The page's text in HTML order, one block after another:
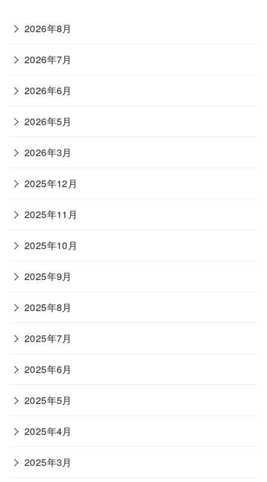
2026年8月
2026年7月
2026年6月
2026年5月
2026年3月
2025年12月
2025年11月
2025年10月
2025年9月
2025年8月
2025年7月
2025年6月
2025年5月
2025年4月
2025年3月